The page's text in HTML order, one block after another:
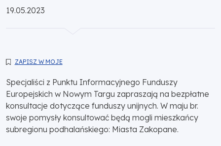
Opublikowano:
19.05.2023
ZAPISZ W MOJE
Specjaliści z Punktu Informacyjnego Funduszy
Europejskich w Nowym Targu zapraszają na bezpłatne
konsultacje dotyczące funduszy unijnych. W maju br.
swoje pomysły konsultować będą mogli mieszkańcy
subregionu podhalańskiego: Miasta Zakopane.